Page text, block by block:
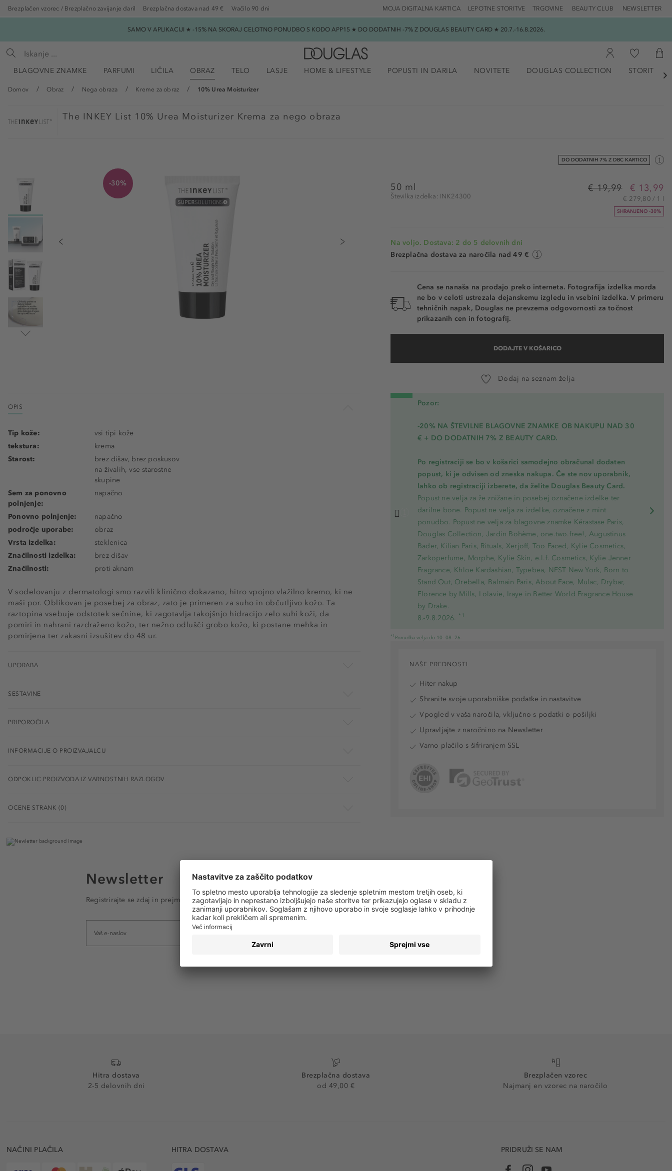
Brezplačen vzorec / Brezplačno zavijanje daril Brezplačna dostava nad 49 € Vračilo 90 dni TRGOVINE BEAUTY CLUB NEWSLETTER
LEPOTNE STORITVE
MOJA DIGITALNA KARTICA
SAMO V APLIKACIJI ★ -15% NA SKORAJ CELOTNO PONUDBO S KODO APP15 ★ DO DODATNIH -7% Z DOUGLAS BEAUTY CARD ★ 20.7.-16.8.2026.
BLAGOVNE ZNAMKE PARFUMI LIČILA OBRAZ TELO LASJE HOME & LIFESTYLE POPUSTI IN DARILA NOVITETE DOUGLAS COLLECTION STORITVE

Domov Obraz Nega obraza Kreme za obraz 10% Urea Moisturizer
The INKEY List 10% Urea Moisturizer Krema za nego obraza
DO DODATNIH 7% Z DBC KARTICO
-30% 50 ml
Številka izdelka: INK24300
€ 19,99 € 13,99
€ 279,80 / 1 l
SHRANJENO -30%
Na voljo. Dostava: 2 do 5 delovnih dni
Brezplačna dostava za naročila nad 49 €
Cena se nanaša na prodajo preko interneta. Fotografija izdelka morda
ne bo v celoti ustrezala dejanskemu izgledu in vsebini izdelka. V primeru
tehničnih napak, Douglas ne prevzema odgovornosti za točnost
prikazanih cen in fotografij.
DODAJTE V KOŠARICO
Dodaj na seznam želja
Pozor:
-20% NA ŠTEVILNE BLAGOVNE ZNAMKE OB NAKUPU NAD 30
€ + DO DODATNIH 7% Z BEAUTY CARD.
Po registraciji se bo v košarici samodejno obračunal dodaten
popust, ki je odvisen od zneska nakupa. Če ste nov uporabnik,
lahko ob registraciji izberete, da želite Douglas Beauty Card.
Popust ne velja za že znižane in posebej označene izdelke ter
darilne bone. Popust ne velja za izdelke, označene z mint
ponudbo. Popust ne velja za blagovne znamke Kérastase Paris,
Douglas Collection, Jardin Bohème, one.two.free!, Augustinus
Bader, Kilian Paris, Rituals, Xerjoff, Too Faced, Kylie Cosmetics,
Zarkoperfume, Morphe, Kylie Skin, e.l.f. Cosmetics, Kylie Jenner
Fragrance, Khloe Kardashian, Typebea, NEST New York, Born to
Stand Out, Orebella, Balmain Paris, About Face, Mulac, Drybar,
Florence by Mills, Lolavie, Iraye in Better World Fragrance House
by Drake.
8.-9.8.2026. *1
*1 Ponudba velja do 10. 08. 26.
OPIS
V sodelovanju z dermatologi smo razvili klinično dokazano, hitro vpojno vlažilno kremo, ki ne
maši por. Oblikovan je posebej za obraz, zato je primeren za suho in občutljivo kožo. Ta
raztopina vsebuje odstotek sečnine, ki zagotavlja takojšnjo hidracijo zelo suhi koži, da
pomiri in nahrani razdraženo kožo, ter nežno odlušči grobo kožo, ki postane mehka in
pomirjena ter zakasni izsušitev do 48 ur.
Tip kože:
vsi tipi kože
tekstura:
krema
Starost:
brez dišav, brez poskusov
na živalih, vse starostne
skupine
Sem za ponovno
polnjenje:
napačno
Ponovno polnjenje:
napačno
področje uporabe:
obraz
Vrsta izdelka:
steklenica
Značilnosti izdelka:
brez dišav
Značilnosti:
proti aknam
UPORABA
SESTAVINE
PRIPOROČILA
INFORMACIJE O PROIZVAJALCU
ODPOKLIC PROIZVODA IZ VARNOSTNIH RAZLOGOV
OCENE STRANK (0)
NAŠE PREDNOSTI
Hiter nakup
Shranite svoje uporabniške podatke in nastavitve
Vpogled v vaša naročila, vključno s podatki o pošiljki
Upravljajte z naročnino na Newsletter
Varno plačilo s šifriranjem SSL
Newsletter
Registrirajte se zdaj in prejmite e-poštna obvestila o vseh trendih in ponudbah!
Hitra dostava
2-5 delovnih dni
Brezplačna dostava
od 49,00 €
Brezplačen vzorec
Najmanj en vzorec na naročilo
NAČINI PLAČILA HITRA DOSTAVA PRIDRUŽI SE NAM